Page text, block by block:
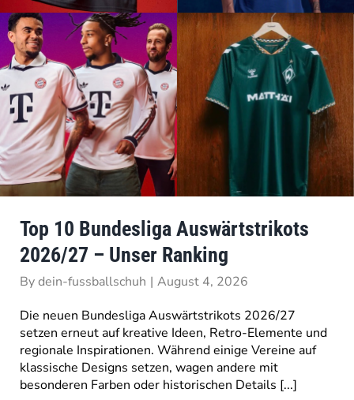
Top 10 Bundesliga Auswärtstrikots
2026/27 – Unser Ranking
Bydein-fussballschuh | August 4, 2026
Die neuen Bundesliga Auswärtstrikots 2026/27
setzen erneut auf kreative Ideen, Retro-Elemente und
regionale Inspirationen. Während einige Vereine auf
klassische Designs setzen, wagen andere mit
besonderen Farben oder historischen Details [...]